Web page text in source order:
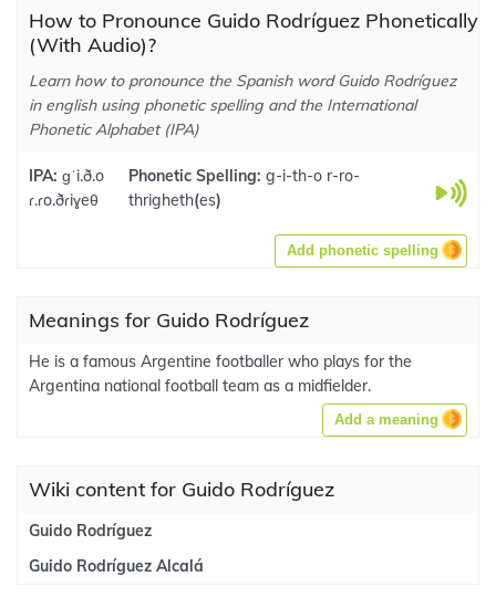
How to Pronounce Guido Rodríguez Phonetically
(With Audio)?
Learn how to pronounce the Spanish word Guido Rodríguez
in english using phonetic spelling and the International
Phonetic Alphabet (IPA)
IPA: ɡˈi.ð.o
ɾ.ɾo.ðɾiɣeθ
Phonetic Spelling: g-i-th-o r-ro-
thrigheth(es)
Add phonetic spelling
Meanings for Guido Rodríguez
He is a famous Argentine footballer who plays for the
Argentina national football team as a midfielder.
Add a meaning
Wiki content for Guido Rodríguez
Guido Rodríguez
Guido Rodríguez Alcalá